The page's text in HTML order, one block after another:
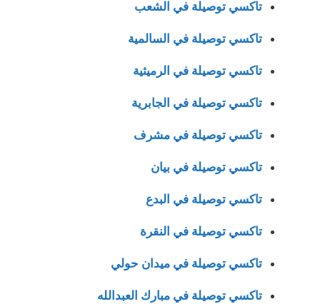
تاكسي توصيلة في الشعب
تاكسي توصيلة في السالمية
تاكسي توصيلة في الرميثية
تاكسي توصيلة في الجابرية
تاكسي توصيلة في مشرف
تاكسي توصيلة في بيان
تاكسي توصيلة في البدع
تاكسي توصيلة في النقرة
تاكسي توصيلة في ميدان حولي
تاكسي توصيلة في مبارك العبدالله